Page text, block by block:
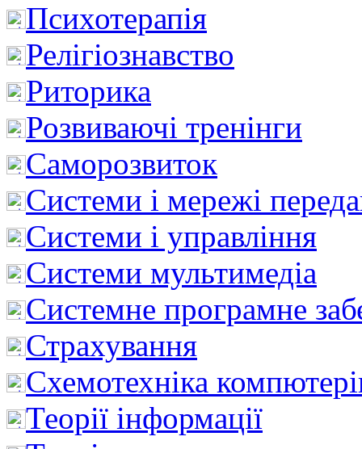
Психотерапія
Релігіознавство
Риторика
Розвиваючі тренінги
Саморозвиток
Системи і мережі
Системи і управління
Системи мультимедіа
Системне програмне
Страхування
Схемотехніка
Теорії інформації